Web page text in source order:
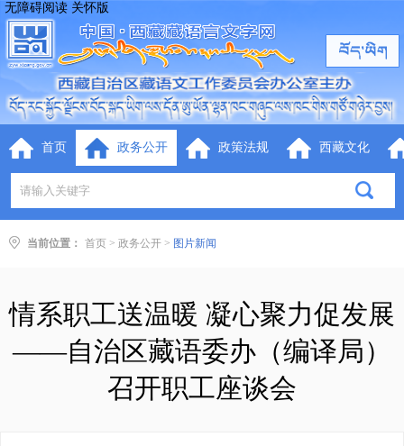
无障碍阅读 关怀版
首页 政务公开 政策法规 西藏文化
当前位置： 首页 > 政务公开 > 图片新闻
情系职工送温暖 凝心聚力促发展
——自治区藏语委办（编译局）
召开职工座谈会